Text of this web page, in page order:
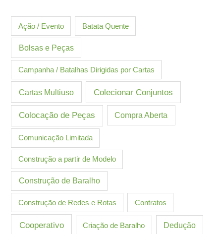
Ação / Evento Batata Quente
Bolsas e Peças
Campanha / Batalhas Dirigidas por Cartas
Cartas Multiuso Colecionar Conjuntos
Colocação de Peças Compra Aberta
Comunicação Limitada
Construção a partir de Modelo
Construção de Baralho
Construção de Redes e Rotas Contratos
Cooperativo Criação de Baralho Dedução